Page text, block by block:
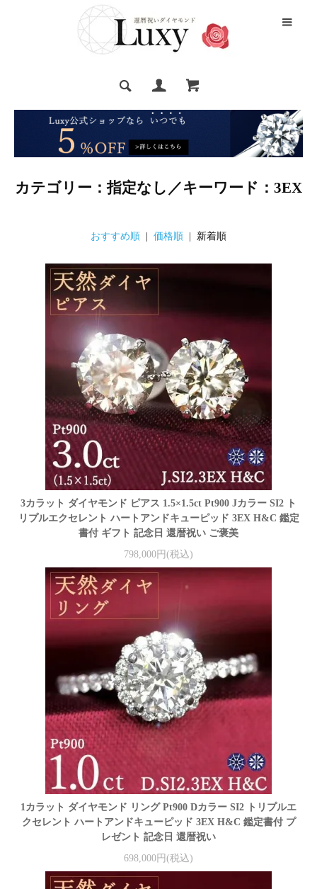
カテゴリー：指定なし／キーワード：3EX
おすすめ順 価格順 | 新着順
3カラット ダイヤモンド ピアス 1.5×1.5ct Pt900 Jカラー SI2 ト
リプルエクセレント ハートアンドキューピッド 3EX H&C 鑑定
書付 ギフト 記念日 還暦祝い ご褒美
798,000円(税込)
1カラット ダイヤモンド リング Pt900 Dカラー SI2 トリプルエ
クセレント ハートアンドキューピッド 3EX H&C 鑑定書付 プ
レゼント 記念日 還暦祝い
698,000円(税込)